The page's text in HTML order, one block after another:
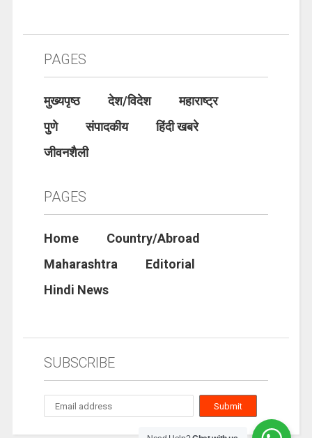
PAGES
मुख्यपृष्ठ देश/विदेश
महाराष्ट्र
पुणे
संपादकीय
हिंदी खबरे
जीवनशैली
PAGES
Home
Country/Abroad
Maharashtra
Editorial
Hindi News
SUBSCRIBE